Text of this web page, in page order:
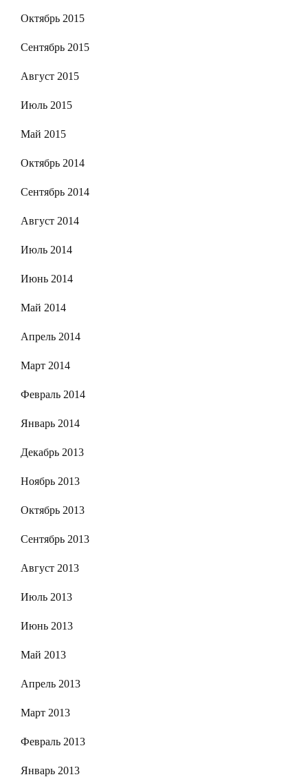
Октябрь 2015
Сентябрь 2015
Август 2015
Июль 2015
Май 2015
Октябрь 2014
Сентябрь 2014
Август 2014
Июль 2014
Июнь 2014
Май 2014
Апрель 2014
Март 2014
Февраль 2014
Январь 2014
Декабрь 2013
Ноябрь 2013
Октябрь 2013
Сентябрь 2013
Август 2013
Июль 2013
Июнь 2013
Май 2013
Апрель 2013
Март 2013
Февраль 2013
Январь 2013